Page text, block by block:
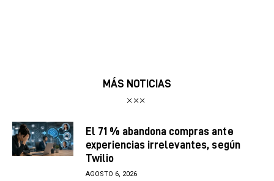
MÁS NOTICIAS
El 71 % abandona compras ante
experiencias irrelevantes, según
Twilio
AGOSTO 6, 2026